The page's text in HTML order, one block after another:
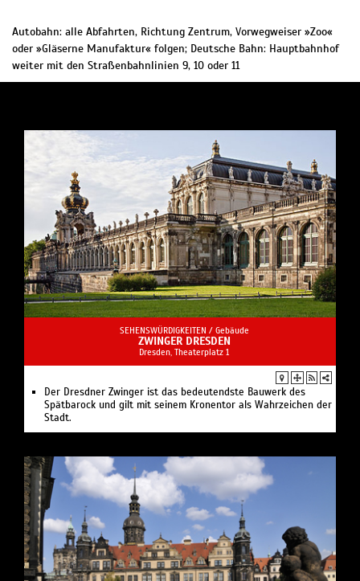
Autobahn: alle Abfahrten, Richtung Zentrum, Vorwegweiser »Zoo«
oder »Gläserne Manufaktur« folgen; Deutsche Bahn: Hauptbahnhof
weiter mit den Straßenbahnlinien 9, 10 oder 11
SEHENSWÜRDIGKEITEN / Gebäude
ZWINGER DRESDEN
Dresden, Theaterplatz 1
Der Dresdner Zwinger ist das bedeutendste Bauwerk des
Spätbarock und gilt mit seinem Kronentor als Wahrzeichen der
Stadt.